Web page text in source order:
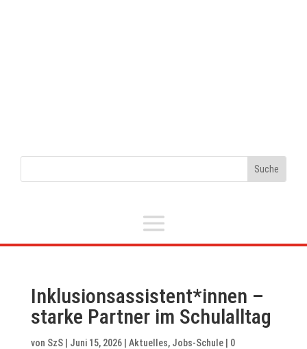
Inklusionsassistent*innen –
starke Partner im Schulalltag
von SzS| Juni 15, 2026| Aktuelles, Jobs-Schule| 0